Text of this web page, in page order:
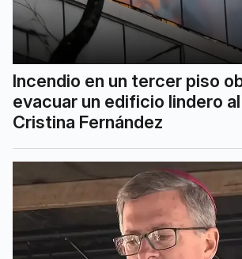
Incendio en un tercer piso
evacuar un edificio lindero
Cristina Fernández